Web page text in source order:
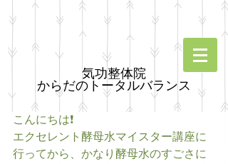
気功整体院
からだのトータルバランス
こんにちは❗
エクセレント酵母水マイスター講座に
行ってから、かなり酵母水のすごさに